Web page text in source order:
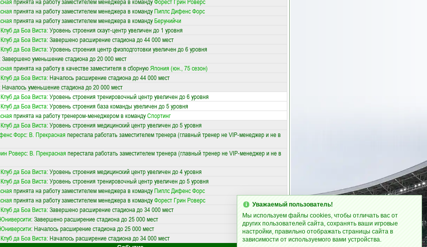
принята на работу заместителем менеджера в командуПиплс Дифенс Форс
принята на работу заместителем менеджера в командуБерунийчи
да Боа Виста: Уровень строения скаут-центр увеличен до 1 уровня
да Боа Виста: Завершено расширение стадиона до 44 000 мест
да Боа Виста: Уровень строения центр физподготовки увеличен до 6 уровня
: Завершено уменьшение стадиона до 20 000 мест
принята на работу в качестве заместителя в сборнуюЯпония (юн., 75 сезон)
да Боа Виста: Началось расширение стадиона до 44 000 мест
: Началось уменьшение стадиона до 20 000 мест
да Боа Виста: Уровень строения тренировочный центр увеличен до 6 уровня
да Боа Виста: Уровень строения база команды увеличен до 5 уровня
принята на работу тренером-менеджером в командуСпортинг
да Боа Виста: Уровень строения медицинский центр увеличен до 5 уровня
Форс: В. Прекрасная перестала работать заместителем тренера (главный тренер не VIP-менеджер и не в
Роверс: В. Прекрасная перестала работать заместителем тренера (главный тренер не VIP-менеджер и не в
да Боа Виста: Уровень строения медицинский центр увеличен до 4 уровня
да Боа Виста: Уровень строения тренировочный центр увеличен до 5 уровня
принята на работу заместителем менеджера в командуПиплс Дифенс Форс
принята на работу заместителем менеджера в командуФорест Грин Роверс
да Боа Виста: Завершено расширение стадиона до 34 000 мест
: Завершено расширение стадиона до 25 000 мест
: Началось расширение стадиона до 25 000 мест
да Боа Виста: Началось расширение стадиона до 34 000 мест
Уважаемый пользователь!
Мы используем файлы cookies, чтобы отличать вас от
других пользователей сайта, сохранять ваши игровые
настройки, правильно отображать страницы сайта в
зависимости от используемого вами устройства.